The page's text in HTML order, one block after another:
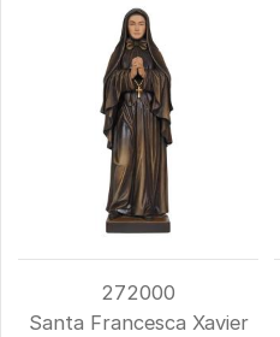
272000
Santa Francesca Xavier